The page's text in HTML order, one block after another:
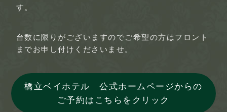
す。
台数に限りがございますのでご希望の方はフロント
までお申し付けくださいませ。
橋立ベイホテル 公式ホームページからの
ご予約はこちらをクリック